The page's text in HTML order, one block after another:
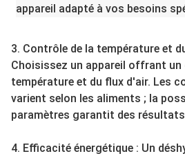
appareil adapté à vos besoins
3. Contrôle de la température et
Choisissez un appareil offrant un
température et du flux d'air. Les
varient selon les aliments ; la
paramètres garantit des
4. Efficacité énergétique : Un